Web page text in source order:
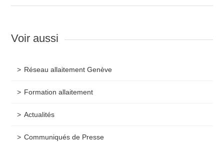
Voir aussi
Réseau allaitement Genève
Formation allaitement
Actualités
Communiqués de Presse